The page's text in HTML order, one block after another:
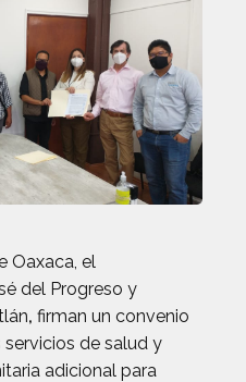
Oaxaca, el
del Progreso y
, firman un convenio
de salud y
adicional para